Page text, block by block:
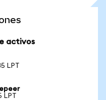
activos
LPT
LPT